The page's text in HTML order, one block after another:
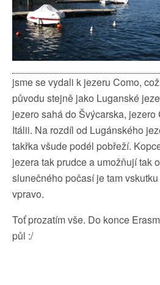
jsme se vydali k jezeru Como,
původu stejně jako Luganské
jezero sahá do Švýcarska,
Itálii. Na rozdíl od Lugánského
takřka všude podél pobřeží.
jezera tak prudce a umožňují tak
slunečného počasí je tam
vpravo.
Toť prozatím vše. Do konce
půl :/